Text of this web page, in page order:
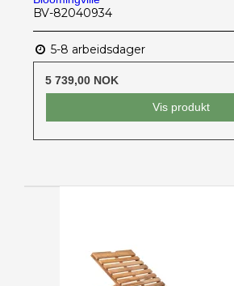
BV-82040934
5-8 arbeidsdager
5 739,00 NOK
Vis produkt